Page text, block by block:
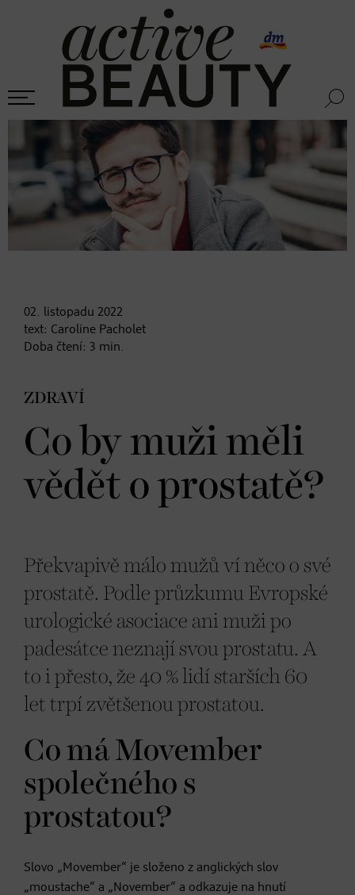
02. listopadu 2022
text: Caroline Pacholet
Doba čtení: 3 min.
ZDRAVÍ
Co by muži měli
vědět o prostatě?
Překvapivě málo mužů ví něco o své
prostatě. Podle průzkumu Evropské
urologické asociace ani muži po
padesátce neznají svou prostatu. A
to i přesto, že 40 % lidí starších 60
let trpí zvětšenou prostatou.
Co má Movember
společného s
prostatou?
Slovo „Movember“ je složeno z anglických slov
„moustache“ a „November“ a odkazuje na hnutí